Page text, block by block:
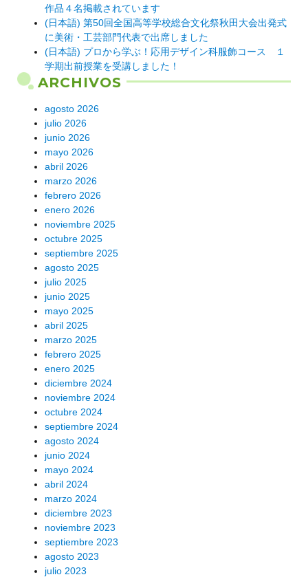
作品４名掲載されています
(日本語) 第50回全国高等学校総合文化祭秋田大会出発式
に美術・工芸部門代表で出席しました
(日本語) プロから学ぶ！応用デザイン科服飾コース １
学期出前授業を受講しました！
ARCHIVOS
agosto 2026
julio 2026
junio 2026
mayo 2026
abril 2026
marzo 2026
febrero 2026
enero 2026
noviembre 2025
octubre 2025
septiembre 2025
agosto 2025
julio 2025
junio 2025
mayo 2025
abril 2025
marzo 2025
febrero 2025
enero 2025
diciembre 2024
noviembre 2024
octubre 2024
septiembre 2024
agosto 2024
junio 2024
mayo 2024
abril 2024
marzo 2024
diciembre 2023
noviembre 2023
septiembre 2023
agosto 2023
julio 2023